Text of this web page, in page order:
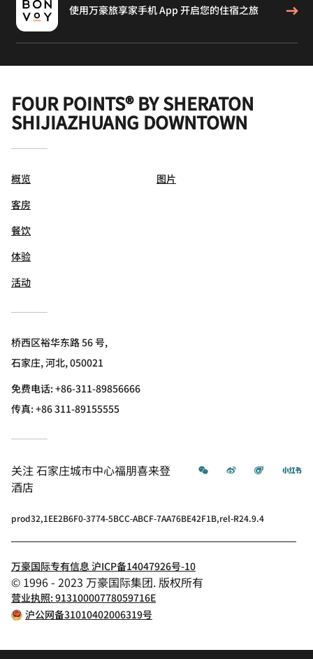
使用万豪旅享家手机 App 开启您的住宿之旅
FOUR POINTS® BY SHERATON
SHIJIAZHUANG DOWNTOWN
概览
客房
餐饮
体验
活动
图片
桥西区裕华东路 56 号,
石家庄, 河北, 050021
免费电话:+86-311-89856666
传真:+86 311-89155555
关注 石家庄城市中心福朋喜来登
酒店
微信 微博 飞猪
prod32,1EE2B6F0-3774-5BCC-ABCF-7AA76BE42F1B,rel-R24.9.4
万豪国际专有信息 沪ICP备14047926号-10
© 1996 - 2023 万豪国际集团. 版权所有
营业执照: 91310000778059716E
沪公网备31010402006319号